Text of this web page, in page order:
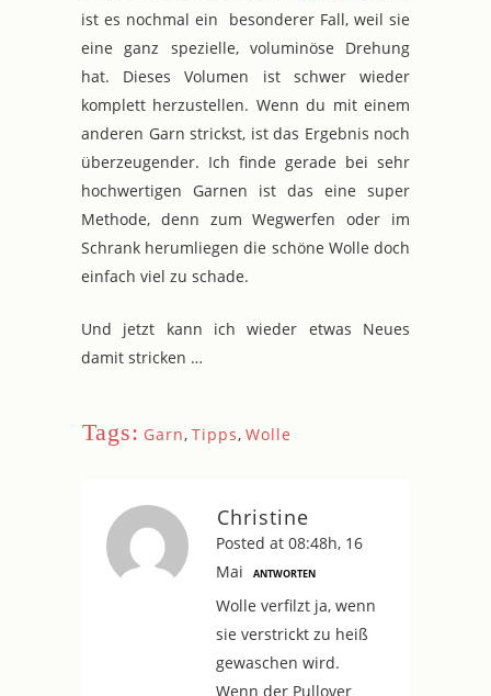
ist es nochmal ein besonderer Fall, weil sie
eine ganz spezielle, voluminöse Drehung
hat. Dieses Volumen ist schwer wieder
komplett herzustellen. Wenn du mit einem
anderen Garn strickst, ist das Ergebnis noch
überzeugender. Ich finde gerade bei sehr
hochwertigen Garnen ist das eine super
Methode, denn zum Wegwerfen oder im
Schrank herumliegen die schöne Wolle doch
einfach viel zu schade.
Und jetzt kann ich wieder etwas Neues
damit stricken …
Tags: Garn,Tipps,Wolle
Christine
Posted at 08:48h, 16
Mai
ANTWORTEN
Wolle verfilzt ja, wenn
sie verstrickt zu heiß
gewaschen wird.
Wenn der Pullover